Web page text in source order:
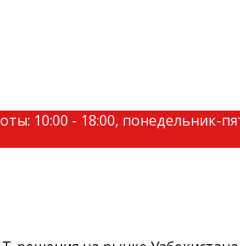
10:00 - 18:00, понедельник-